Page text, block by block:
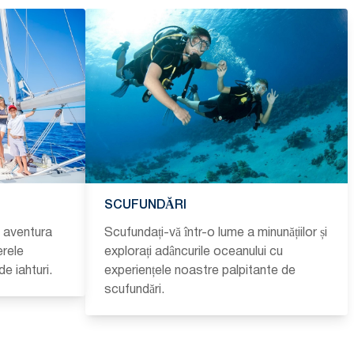
aventura
iahturi.
SCUFUNDĂRI
Scufundați-vă într-o lume a minunățiilor și
explorați adâncurile oceanului cu
experiențele noastre palpitante de
scufundări.